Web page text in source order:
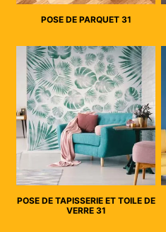
POSE DE PARQUET 31
POSE DE TAPISSERIE ET TOILE DE
VERRE 31